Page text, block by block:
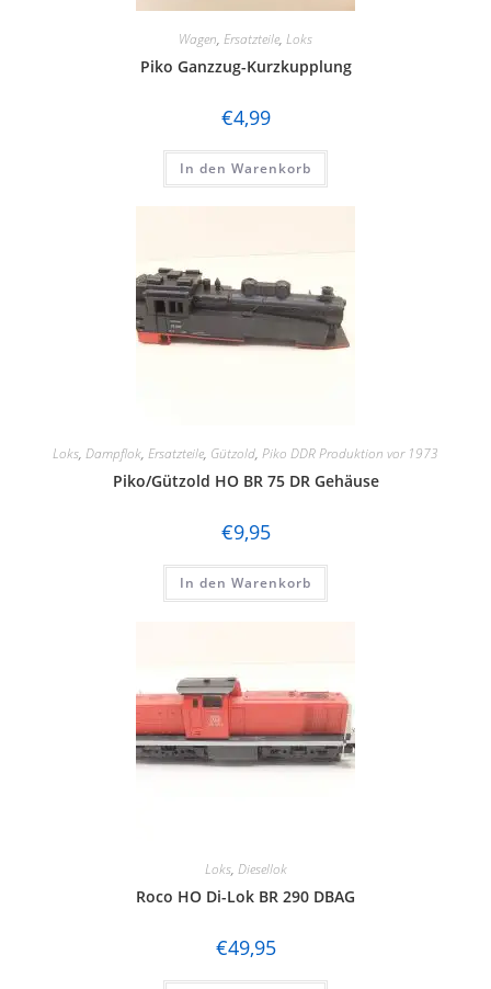
Wagen, Ersatzteile, Loks
Piko Ganzzug-Kurzkupplung
€4,99
In den Warenkorb
Loks, Dampflok, Ersatzteile, Gützold, Piko DDR Produktion vor 1973
Piko/Gützold HO BR 75 DR Gehäuse
€9,95
In den Warenkorb
Loks, Diesellok
Roco HO Di-Lok BR 290 DBAG
€49,95